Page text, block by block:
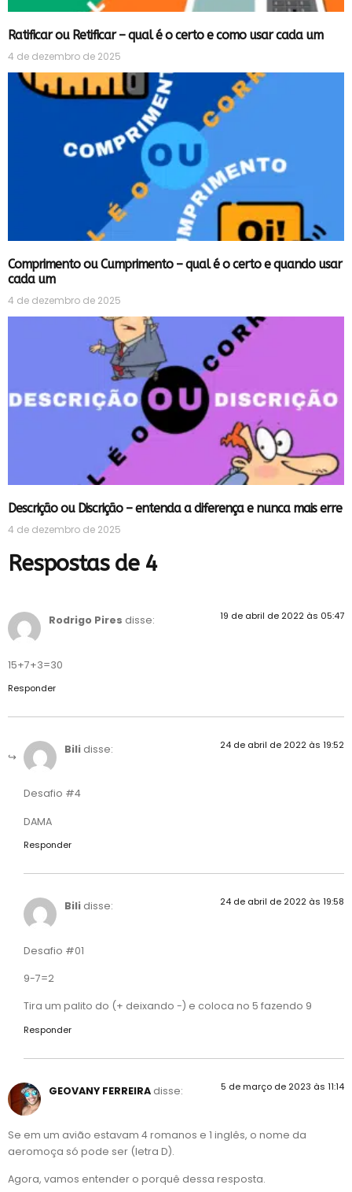
Ratificar ou Retificar – qual é o certo e como usar cada um
4 de dezembro de 2025
Comprimento ou Cumprimento – qual é o certo e quando usar
cada um
4 de dezembro de 2025
Descrição ou Discrição – entenda a diferença e nunca mais erre
4 de dezembro de 2025
Respostas de 4
Rodrigo Pires disse: 19 de abril de 2022 às 05:47
15+7+3=30
Responder
Bili disse: 24 de abril de 2022 às 19:52
Desafio #4
DAMA
Responder
Bili disse: 24 de abril de 2022 às 19:58
Desafio #01
9-7=2
Tira um palito do (+ deixando -) e coloca no 5 fazendo 9
Responder
GEOVANY FERREIRA disse: 5 de março de 2023 às 11:14
Se em um avião estavam 4 romanos e 1 inglês, o nome da
aeromoça só pode ser (letra D).
Agora, vamos entender o porquê dessa resposta.